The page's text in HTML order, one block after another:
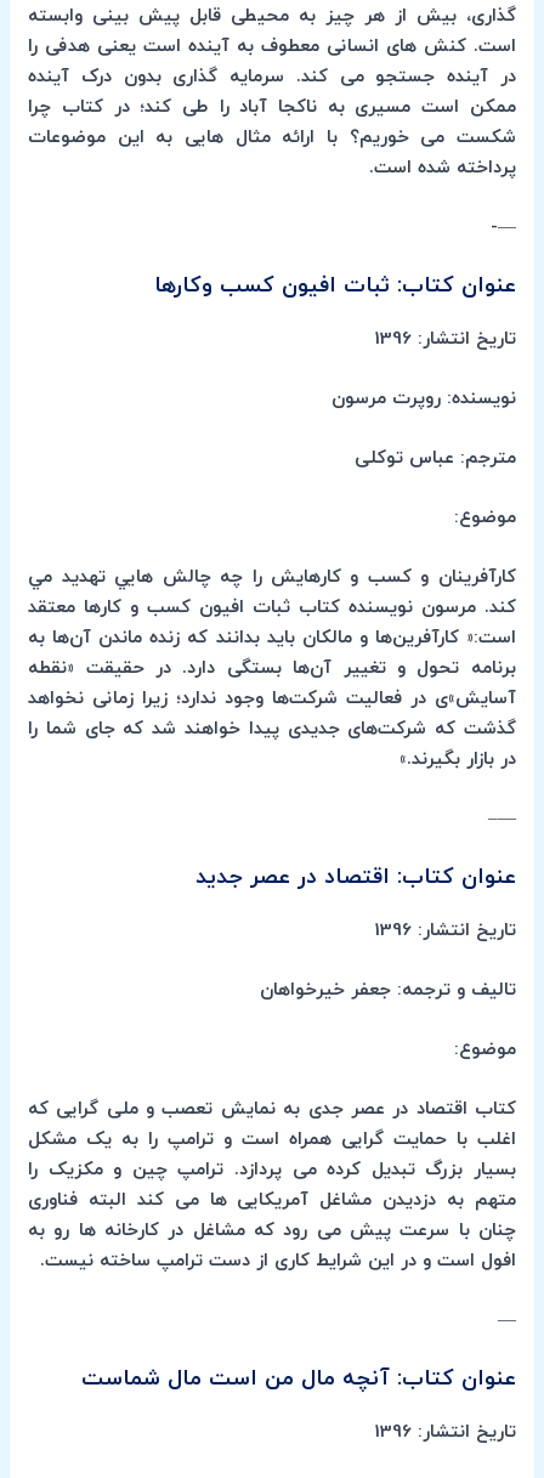
گذاری، بیش از هر چیز به محیطی قابل پیش بینی وابسته
است. کنش های انسانی معطوف به آینده است یعنی هدفی را
در آینده جستجو می کند. سرمایه گذاری بدون درک آینده
ممکن است مسیری به ناکجا آباد را طی کند؛ در کتاب چرا
شکست می خوریم؟ با ارائه مثال هایی به این موضوعات
پرداخته شده است.
—-
عنوان کتاب: ثبات افیون کسب وکارها
تاریخ انتشار: 1396
نویسنده: روپرت مرسون
مترجم: عباس توکلی
موضوع:
كارآفرينان و كسب و كارهايش را چه چالش هايي تهديد مي
كند. مرسون نويسنده كتاب ثبات افيون كسب و كارها معتقد
است:« کارآفرین‌ها و مالکان باید بدانند که زنده ماندن آن‌ها به
برنامه تحول و تغییر آن‌ها بستگی دارد. در حقیقت «نقطه
آسایش»ی در فعالیت شرکت‌ها وجود ندارد؛ زیرا زمانی نخواهد
گذشت که شرکت‌های جدیدی پیدا خواهند شد که جای شما را
در بازار بگیرند.»
—–
عنوان کتاب: اقتصاد در عصر جدید
تاریخ انتشار: 1396
تالیف و ترجمه: جعفر خیرخواهان
موضوع:
کتاب اقتصاد در عصر جدی به نمایش تعصب و ملی گرایی که
اغلب با حمایت گرایی همراه است و ترامپ را به یک مشکل
بسیار بزرگ تبدیل کرده می پردازد. ترامپ چین و مکزیک را
متهم به دزدیدن مشاغل آمریکایی ها می کند البته فناوری
چنان با سرعت پیش می رود که مشاغل در کارخانه ها رو به
افول است و در این شرایط کاری از دست ترامپ ساخته نیست.
—
عنوان کتاب: آنچه مال من است مال شماست
تاریخ انتشار: 1396